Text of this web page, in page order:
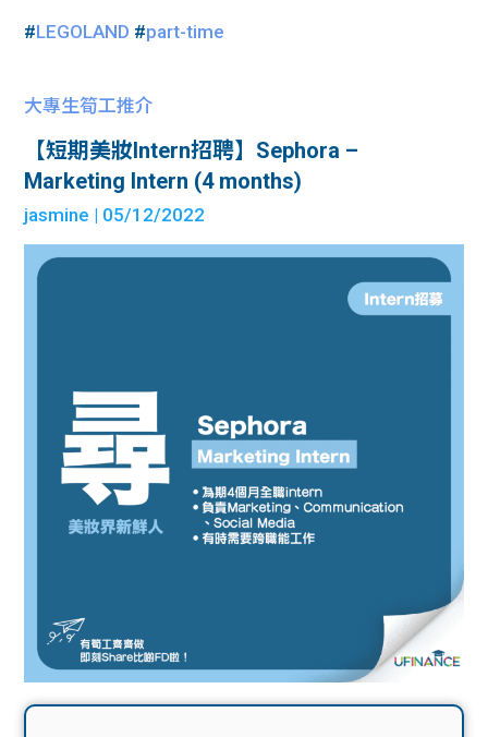
#LEGOLAND #part-time
大專生筍工推介
【短期美妝Intern招聘】Sephora –
Marketing Intern (4 months)
jasmine | 05/12/2022